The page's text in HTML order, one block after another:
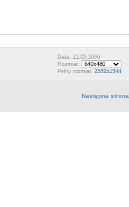
Data: 21.05.2006
Rozmiar:
Pełny rozmiar: 2592x1944
Następna strona